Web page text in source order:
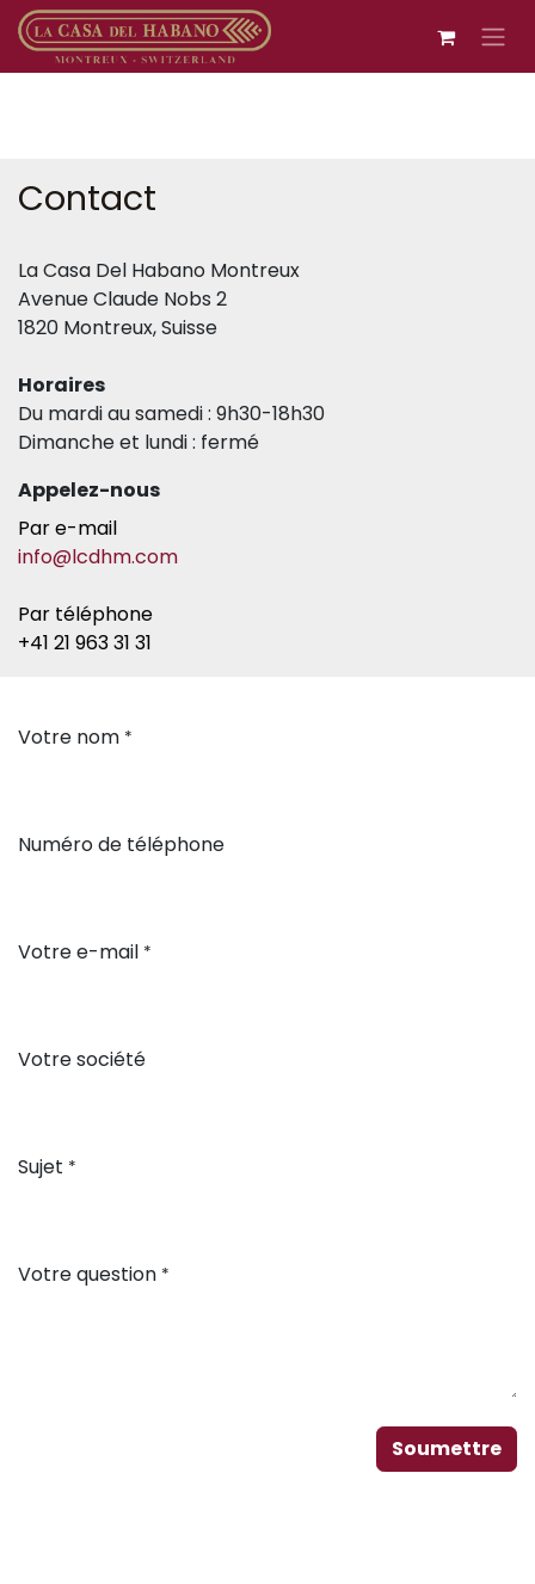
Se rendre au contenu
Contact
La Casa Del Habano Montreux
Avenue Claude Nobs 2
1820 Montreux, Suisse
Horaires
Du mardi au samedi : 9h30-18h30
Dimanche et lundi : fermé
Appelez-nous
Par e-mail
info@lcdhm.com
Par téléphone
+41 21 963 31 31​
Votre nom *
Numéro de téléphone
Votre e-mail *
Votre société
Sujet *
Votre question *
Soumettre